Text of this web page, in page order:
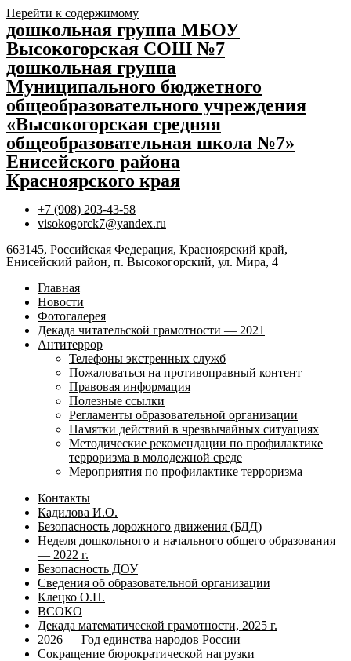
Перейти к содержимому
дошкольная группа МБОУ
Высокогорская СОШ №7
дошкольная группа
Муниципального бюджетного
общеобразовательного учреждения
«Высокогорская средняя
общеобразовательная школа №7»
Енисейского района
Красноярского края
+7 (908) 203-43-58
visokogorck7@yandex.ru
663145, Российская Федерация, Красноярский край,
Енисейский район, п. Высокогорский, ул. Мира, 4
Главная
Новости
Фотогалерея
Декада читательской грамотности — 2021
Антитеррор
Телефоны экстренных служб
Пожаловаться на противоправный контент
Правовая информация
Полезные ссылки
Регламенты образовательной организации
Памятки действий в чрезвычайных ситуациях
Методические рекомендации по профилактике
терроризма в молодежной среде
Мероприятия по профилактике терроризма
Контакты
Кадилова И.О.
Безопасность дорожного движения (БДД)
Неделя дошкольного и начального общего образования
— 2022 г.
Безопасность ДОУ
Сведения об образовательной организации
Клецко О.Н.
ВСОКО
Декада математической грамотности, 2025 г.
2026 — Год единства народов России
Сокращение бюрократической нагрузки